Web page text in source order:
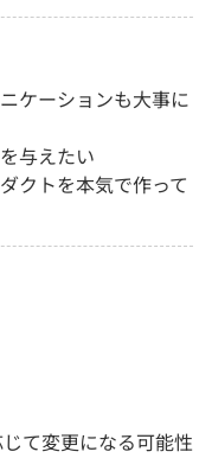
ケーションも大事に
与えたい
クトを本気で作って
て変更になる可能性